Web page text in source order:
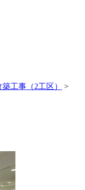
工事（2工区）
>